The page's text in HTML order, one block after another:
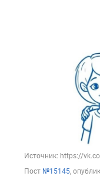
Источник: https://
Пост №15145,